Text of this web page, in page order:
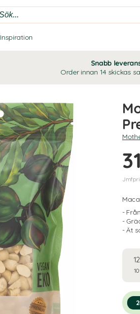
Inspiration
Snabb
Order innan 14 skickas
-
-
- Ät